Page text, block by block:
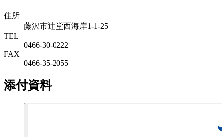
住所
藤沢市辻堂西海岸1-1-25
TEL
0466-30-0222
FAX
0466-35-2055
添付資料